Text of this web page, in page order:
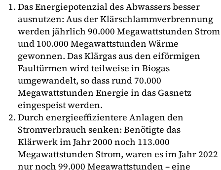
Das Energiepotenzial des Abwassers besser
ausnutzen: Aus der Klärschlammverbrennung
werden jährlich 90.000 Megawattstunden Strom
und 100.000 Megawattstunden Wärme
gewonnen. Das Klärgas aus den eiförmigen
Faultürmen wird teilweise in Biogas
umgewandelt, so dass rund 70.000
Megawattstunden Energie in das Gasnetz
eingespeist werden.
Durch energieeffizientere Anlagen den
Stromverbrauch senken: Benötigte das
Klärwerk im Jahr 2000 noch 113.000
Megawattstunden Strom, waren es im Jahr 2022
nur noch 99.000 Megawattstunden – eine